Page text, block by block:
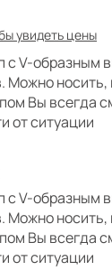
увидеть цены
с V-образным
Можно носить,
Вы всегда
от ситуации
с V-образным
Можно носить,
Вы всегда
от ситуации